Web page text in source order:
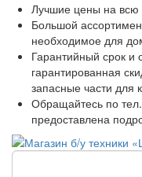
Лучшие цены на всю
Большой
необходимое для
Гарантийный срок и
гарантированная
запасные части для
Обращайтесь по тел.
предоставлена